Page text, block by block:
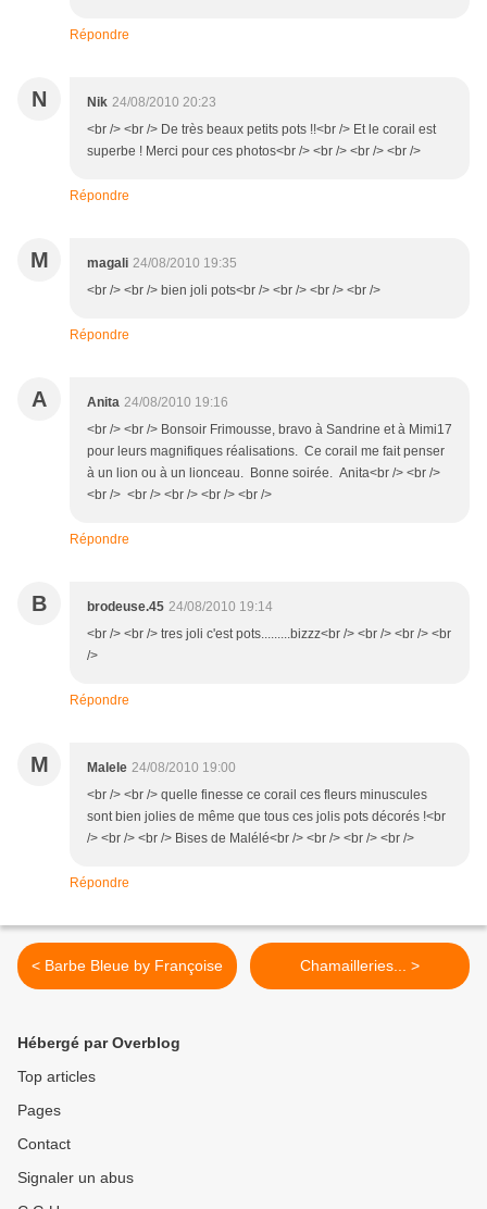
Répondre
N Nik 24/08/2010 20:23
<br /> <br /> De très beaux petits pots !!<br /> Et le corail est
superbe ! Merci pour ces photos<br /> <br /> <br /> <br />
Répondre
M magali 24/08/2010 19:35
<br /> <br /> bien joli pots<br /> <br /> <br /> <br />
Répondre
A Anita 24/08/2010 19:16
<br /> <br /> Bonsoir Frimousse, bravo à Sandrine et à Mimi17
pour leurs magnifiques réalisations. Ce corail me fait penser
à un lion ou à un lionceau. Bonne soirée. Anita<br /> <br />
<br /> <br /> <br /> <br /> <br />
Répondre
B brodeuse.45 24/08/2010 19:14
<br /> <br /> tres joli c'est pots.........bizzz<br /> <br /> <br /> <br
/>
Répondre
M Malele 24/08/2010 19:00
<br /> <br /> quelle finesse ce corail ces fleurs minuscules
sont bien jolies de même que tous ces jolis pots décorés !<br
/> <br /> <br /> Bises de Malélé<br /> <br /> <br /> <br />
Répondre
< Barbe Bleue by Françoise Chamailleries... >
Hébergé par Overblog
Top articles
Pages
Contact
Signaler un abus